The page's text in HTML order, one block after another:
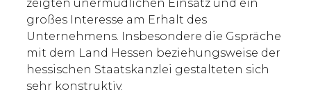
zeigten unermüdlichen Einsatz und ein
großes Interesse am Erhalt des
Unternehmens. Insbesondere die Gspräche
mit dem Land Hessen beziehungsweise der
hessischen Staatskanzlei gestalteten sich
sehr konstruktiv.